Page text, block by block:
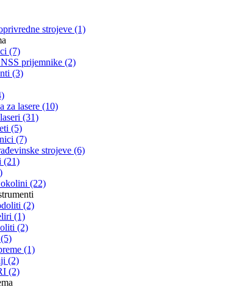
strojeve (1)
(7)
prijemnike (2)
(3)
za lasere (10)
(31)
(5)
(7)
strojeve (6)
(21)
okolini (22)
(2)
(1)
(2)
(1)
(2)
(2)